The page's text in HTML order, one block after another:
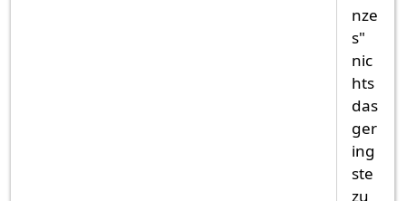
nze
s"
nic
hts
das
ger
ing
ste
zu